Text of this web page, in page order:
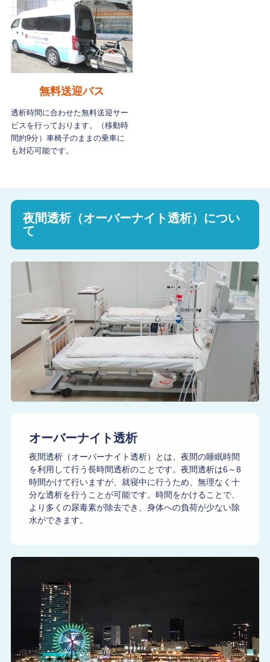
無料送迎バス
透析時間に合わせた無料送迎サー
ビスを行っております。（移動時
間約9分）車椅子のままの乗車に
も対応可能です。
夜間透析（オーバーナイト透析）につい
て
オーバーナイト透析
夜間透析（オーバーナイト透析）とは、夜間の睡眠時間
を利用して行う長時間透析のことです。夜間透析は6～8
時間かけて行いますが、就寝中に行うため、無理なく十
分な透析を行うことが可能です。時間をかけることで、
より多くの尿毒素が除去でき、身体への負荷が少ない除
水ができます。